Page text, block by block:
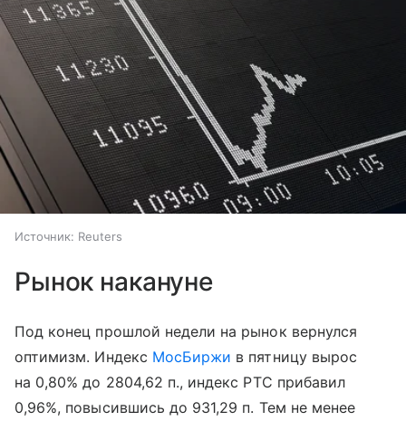
Источник: Reuters
Рынок накануне
Под конец прошлой недели на рынок вернулся
оптимизм. Индекс МосБиржи в пятницу вырос
на 0,80% до 2804,62 п., индекс РТС прибавил
0,96%, повысившись до 931,29 п. Тем не менее